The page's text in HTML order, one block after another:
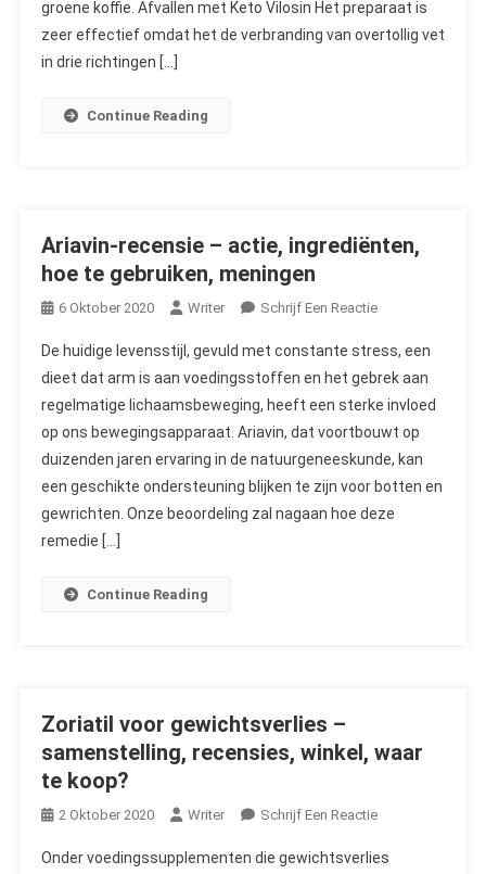
Afslankmiddel
groene koffie. Afvallen met Keto Vilosin Het preparaat is
zeer effectief omdat het de verbranding van overtollig vet
in drie richtingen […]
Continue Reading
Ariavin-recensie – actie, ingrediënten,
hoe te gebruiken, meningen
6 Oktober 2020 Writer Schrijf Een ReactieOn
Recensie
–
Actie,
Ingrediënten,
Hoe
Te
De huidige levensstijl, gevuld met constante stress, een
dieet dat arm is aan voedingsstoffen en het gebrek aan
regelmatige lichaamsbeweging, heeft een sterke invloed
op ons bewegingsapparaat. Ariavin, dat voortbouwt op
duizenden jaren ervaring in de natuurgeneeskunde, kan
een geschikte ondersteuning blijken te zijn voor botten en
gewrichten. Onze beoordeling zal nagaan hoe deze
remedie […]
Continue Reading
Zoriatil voor gewichtsverlies –
samenstelling, recensies, winkel, waar
te koop?
2 Oktober 2020 Writer Schrijf Een ReactieOn
Voor
Onder voedingssupplementen die gewichtsverlies